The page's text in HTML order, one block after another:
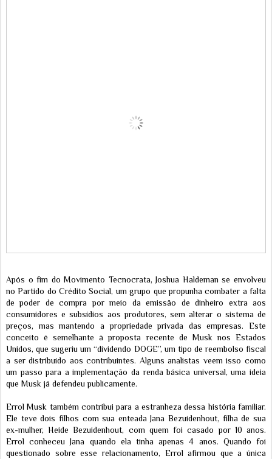
Após o fim do Movimento Tecnocrata, Joshua Haldeman se envolveu
no Partido do Crédito Social, um grupo que propunha combater a falta
de poder de compra por meio da emissão de dinheiro extra aos
consumidores e subsídios aos produtores, sem alterar o sistema de
preços, mas mantendo a propriedade privada das empresas. Este
conceito é semelhante à proposta recente de Musk nos Estados
Unidos, que sugeriu um “dividendo DOGE”, um tipo de reembolso fiscal
a ser distribuído aos contribuintes. Alguns analistas veem isso como
um passo para a implementação da renda básica universal, uma ideia
que Musk já defendeu publicamente.
Errol Musk também contribui para a estranheza dessa história familiar.
Ele teve dois filhos com sua enteada Jana Bezuidenhout, filha de sua
ex-mulher, Heide Bezuidenhout, com quem foi casado por 10 anos.
Errol conheceu Jana quando ela tinha apenas 4 anos. Quando foi
questionado sobre esse relacionamento, Errol afirmou que a única